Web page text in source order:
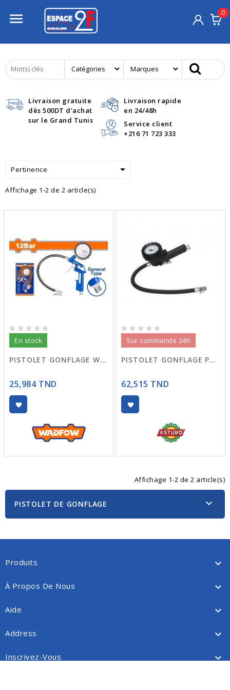
 0
Livraison gratuite
dès 500DT d'achat
sur le Grand Tunis
Livraison rapide
en 24/48h
Service client
+216 71 723 333
Pertinence 
Affichage 1-2 de 2 article(s)
En stock
PISTOLET GONFLAGE WGA2612 WDF
25,984 TND
Sur commande 24h
PISTOLET GONFLAGE PG/S
62,515 TND
Affichage 1-2 de 2 article(s)
PISTOLET DE GONFLAGE 
Produits 
À Propos De Nous 
Aide 
Address 
Inscrivez-Vous 